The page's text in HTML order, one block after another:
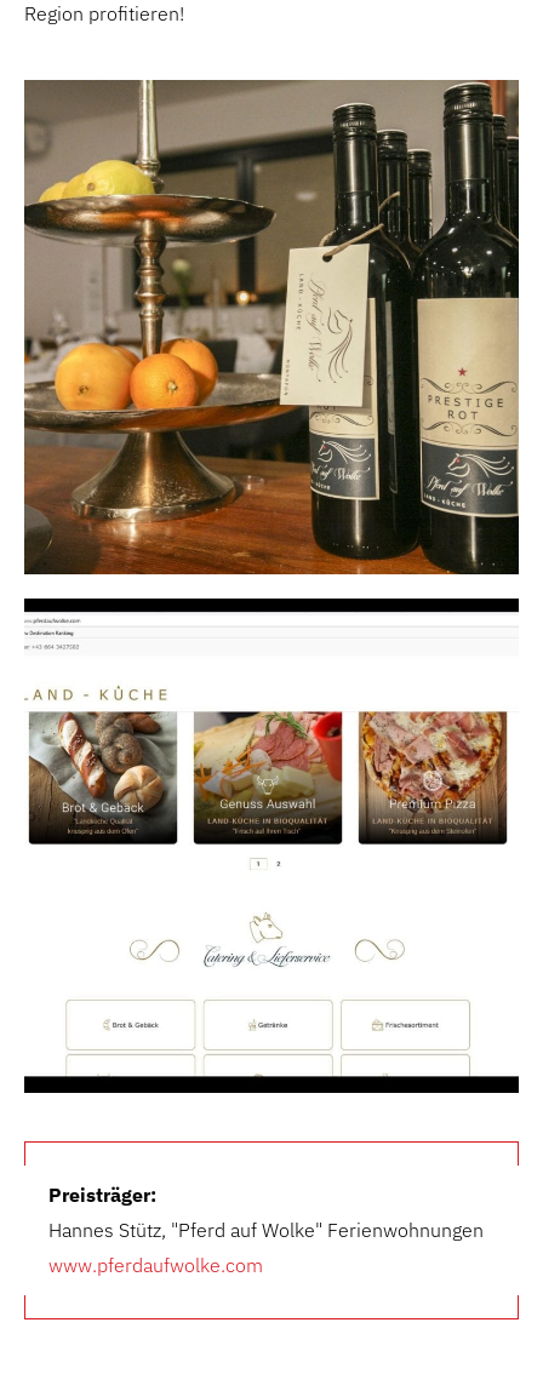
Region profitieren!
Preisträger:
Hannes Stütz, "Pferd auf Wolke" Ferienwohnungen
www.pferdaufwolke.com